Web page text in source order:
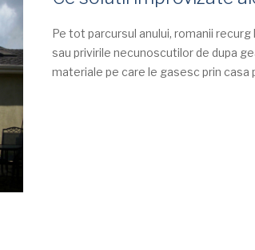
Pe tot parcursul anului, romanii
sau privirile necunoscutilor de dupa
materiale pe care le gasesc prin casa